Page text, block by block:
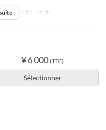
がございます。
¥ 6 000 (TTC)
Sélectionner